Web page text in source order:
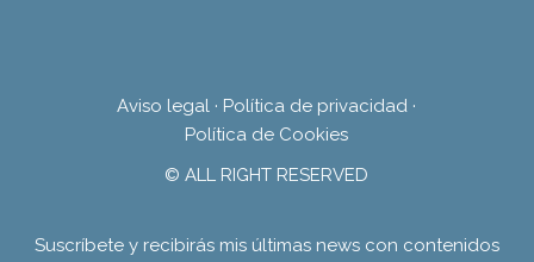
Aviso legal · Política de privacidad ·
Política de Cookies
© ALL RIGHT RESERVED
Suscríbete y recibirás mis últimas news con contenidos